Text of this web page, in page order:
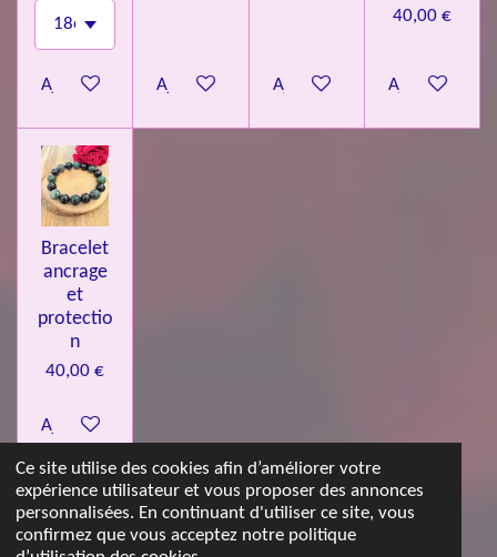
Ce site utilise des cookies afin d’améliorer votre
expérience utilisateur et vous proposer des annonces
personnalisées. En continuant d'utiliser ce site, vous
confirmez que vous acceptez notre politique
Ajouter au panierAjouter au panierAjouter au panier
40,00 €
Ajouter au
Bracelet
ancrage
et
protectio
n
40,00 €
Ajouter au panier
© 2023 - 2026 Les jolies pierres d'Emma
Propulsé par Webador